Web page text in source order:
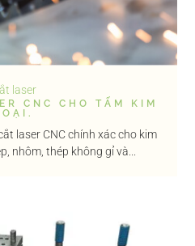
laser
CNC CHO TẤM KIM
laser CNC chính xác cho kim
nhôm, thép không gỉ và...